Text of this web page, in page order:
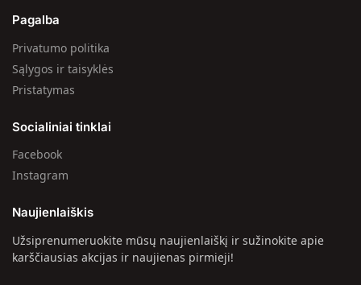
Pagalba
Privatumo politika
Sąlygos ir taisyklės
Pristatymas
Socialiniai tinklai
Facebook
Instagram
Naujienlaiškis
Užsiprenumeruokite mūsų naujienlaiškį ir sužinokite apie
karščiausias akcijas ir naujienas pirmieji!